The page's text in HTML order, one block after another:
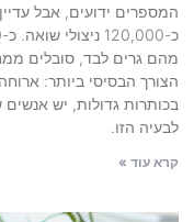
המספרים ידועים, אבל
מהם גרים לבד, סובלים
הצורך הבסיסי ביותר:
בכותרות גדולות, יש
לבעיה הזו.
קרא עוד »